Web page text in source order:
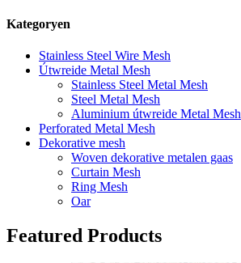
Kategoryen
Stainless Steel Wire Mesh
Útwreide Metal Mesh
Stainless Steel Metal Mesh
Steel Metal Mesh
Aluminium útwreide Metal Mesh
Perforated Metal Mesh
Dekorative mesh
Woven dekorative metalen gaas
Curtain Mesh
Ring Mesh
Oar
Featured Products